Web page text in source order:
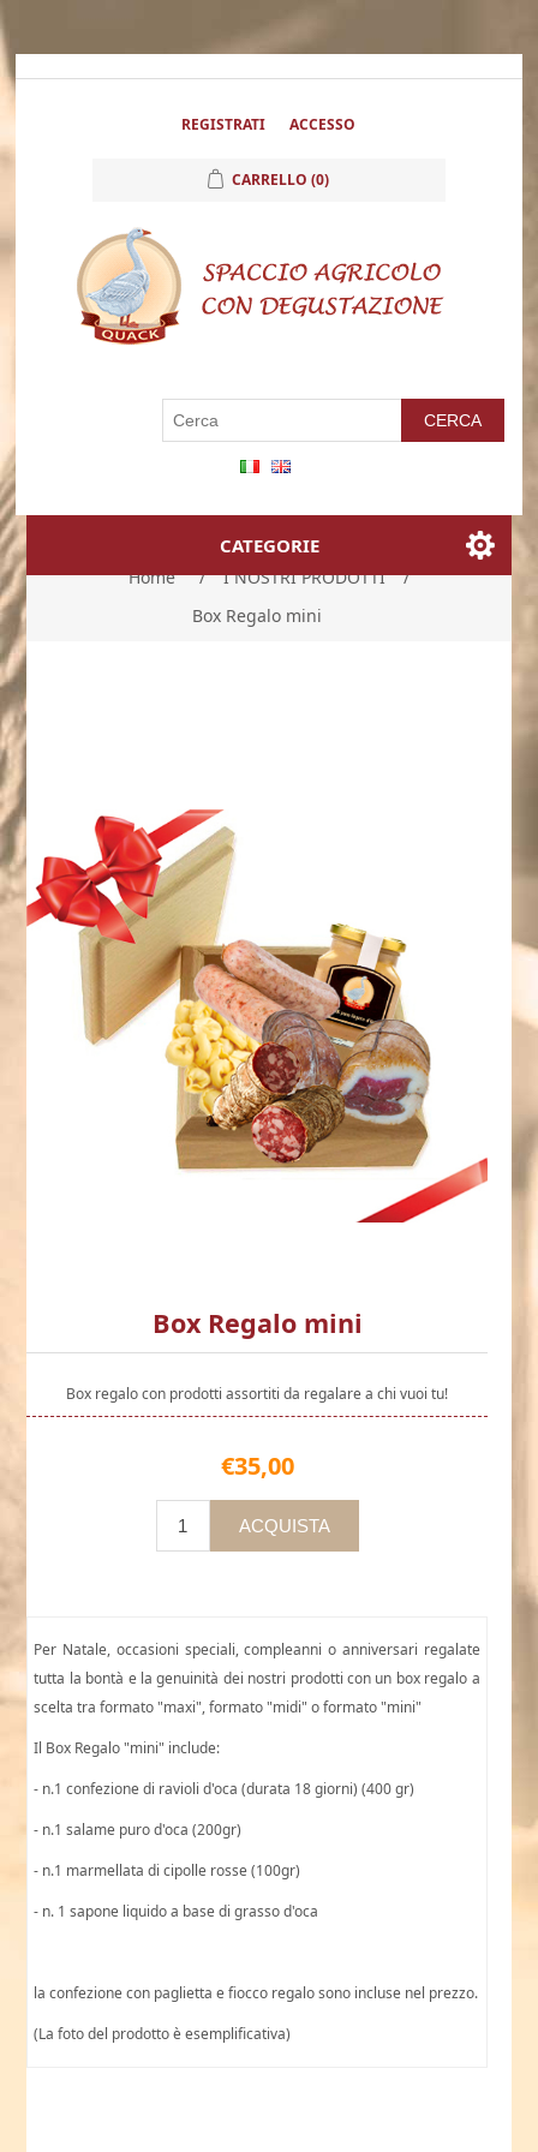
REGISTRATI ACCESSO
CARRELLO (0)
CATEGORIE
Home / I NOSTRI PRODOTTI
/
Box Regalo mini
Box Regalo mini
Box regalo con prodotti assortiti da regalare a chi vuoi tu!
€35,00
Per Natale, occasioni speciali, compleanni o anniversari regalate
tutta la bontà e la genuinità dei nostri prodotti con un box regalo a
scelta tra formato "maxi", formato "midi" o formato "mini"
Il Box Regalo "mini" include:
- n.1 confezione di ravioli d'oca (durata 18 giorni) (400 gr)
- n.1 salame puro d'oca (200gr)
- n.1 marmellata di cipolle rosse (100gr)
- n. 1 sapone liquido a base di grasso d'oca
la confezione con paglietta e fiocco regalo sono incluse nel prezzo.
(La foto del prodotto è esemplificativa)